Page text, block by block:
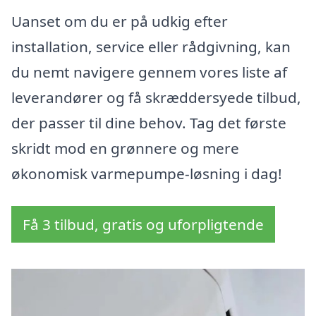
Uanset om du er på udkig efter
installation, service eller rådgivning, kan
du nemt navigere gennem vores liste af
leverandører og få skræddersyede tilbud,
der passer til dine behov. Tag det første
skridt mod en grønnere og mere
økonomisk varmepumpe-løsning i dag!
Få 3 tilbud, gratis og uforpligtende